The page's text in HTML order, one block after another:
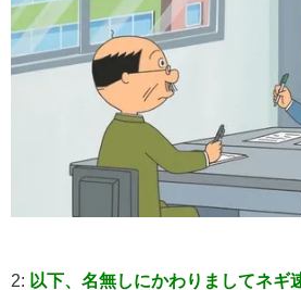
2: 以下、名無しにかわりましてネギ